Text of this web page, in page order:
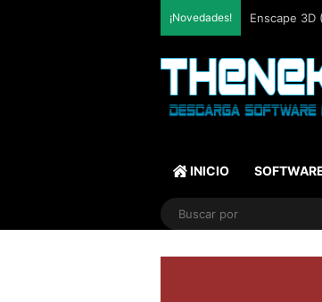
¡Novedades! Enscape
INICIO